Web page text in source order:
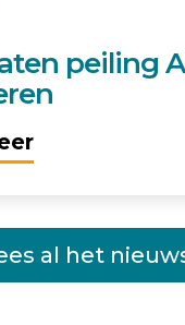
peiling
al het